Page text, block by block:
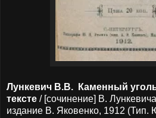
Лункевич В.В. Каменный
тексте / [сочинение] В.
издание В. Яковенко, 1912 (Тип.